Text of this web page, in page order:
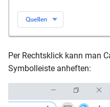
Per Rechtsklick kann man
Symbolleiste anheften: